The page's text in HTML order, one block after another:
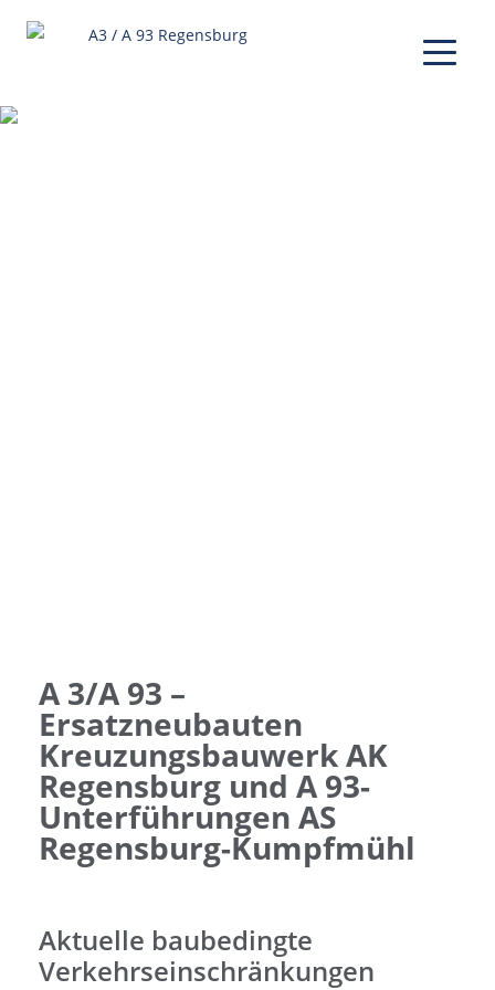
A 3/A 93 –
Ersatzneubauten
Kreuzungsbauwerk AK
Regensburg und A 93-
Unterführungen AS
Regensburg-Kumpfmühl
Aktuelle baubedingte
Verkehrseinschränkungen